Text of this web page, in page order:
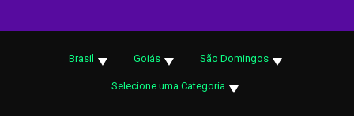
Brasil Goiás São Domingos
Selecione uma Categoria